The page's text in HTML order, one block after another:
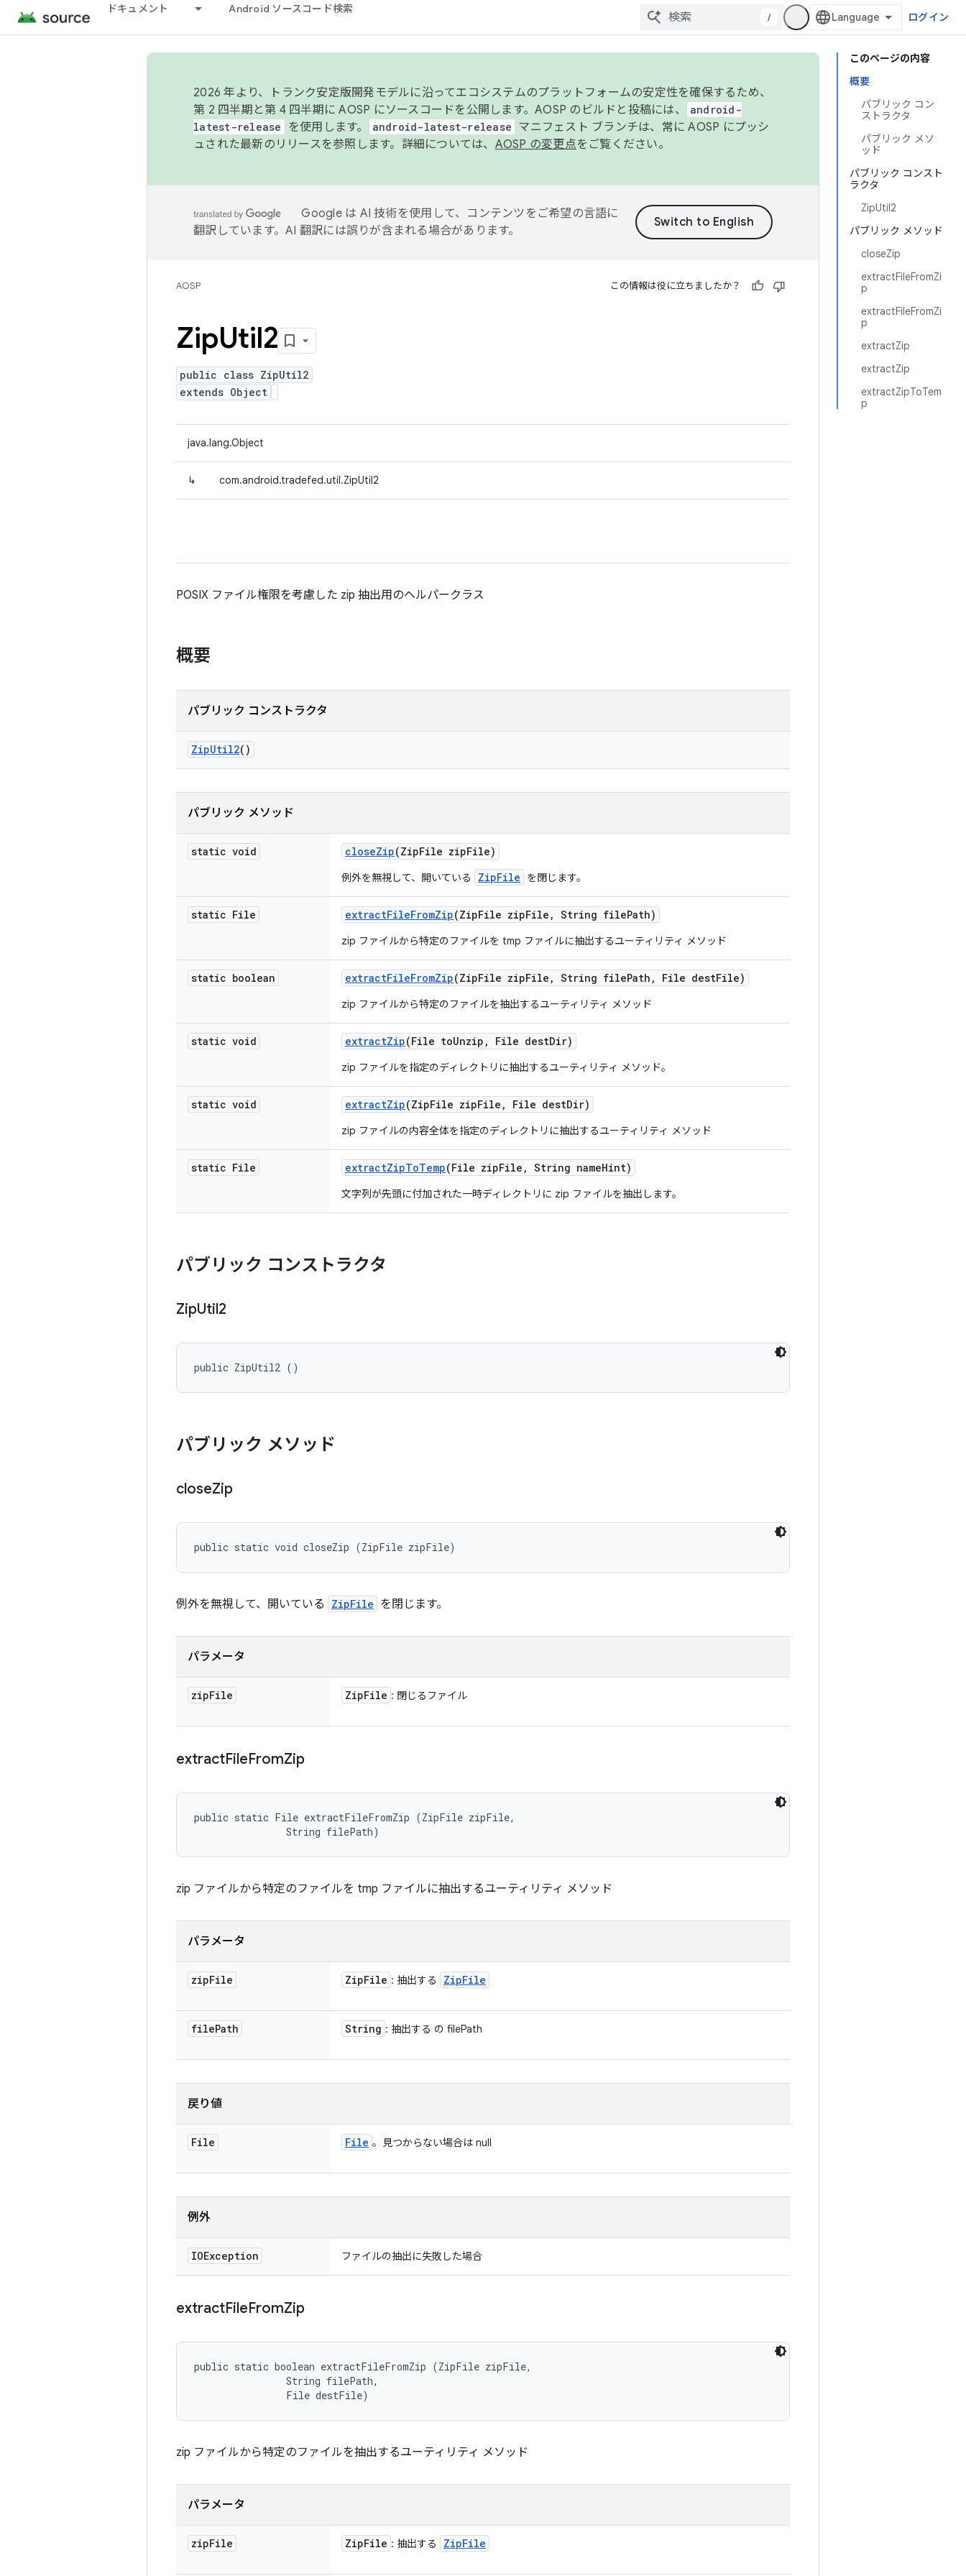
ドキュメント Android ソースコード検索
/ ログイン
このページの内容
概要
パブリック コン
ストラクタ
パブリック メソ
ッド
パブリック コンスト
ラクタ
ZipUtil2
パブリック メソッド
closeZip
extractFileFromZi
p
extractFileFromZi
p
extractZip
extractZip
extractZipToTem
p
2026 年より、トランク安定版開発モデルに沿ってエコシステムのプラットフォームの安定性を確保するため、
第 2 四半期と第 4 四半期に AOSP にソースコードを公開します。AOSP のビルドと投稿には、
android-
latest-release
を使用します。 android-latest-release マニフェスト ブランチは、常に AOSP にプッシ
ュされた最新のリリースを参照します。詳細については、 AOSP の変更点をご覧ください。
Google は AI 技術を使用して、コンテンツをご希望の言語に
翻訳しています。AI 翻訳には誤りが含まれる場合があります。
AOSP この情報は役に立ちましたか？
ZipUtil2
public class ZipUtil2
extends Object
java.lang.Object
↳ com.android.tradefed.util.ZipUtil2
POSIX ファイル権限を考慮した zip 抽出用のヘルパークラス
概要
パブリック コンストラクタ
ZipUtil2()
パブリック メソッド
static void closeZip(ZipFile zipFile)
例外を無視して、開いている ZipFile を閉じます。
static File extractFileFromZip(ZipFile zipFile , String filePath)
zip ファイルから特定のファイルを tmp ファイルに抽出するユーティリティ メソッド
static boolean extractFileFromZip(ZipFile zipFile , String filePath , File destFile)
zip ファイルから特定のファイルを抽出するユーティリティ メソッド
static void extractZip(File toUnzip , File destDir)
zip ファイルを指定のディレクトリに抽出するユーティリティ メソッド。
static void extractZip(ZipFile zipFile , File destDir)
zip ファイルの内容全体を指定のディレクトリに抽出するユーティリティ メソッド
static File extractZipToTemp(File zipFile , String nameHint)
文字列が先頭に付加された一時ディレクトリに zip ファイルを抽出します。
パブリック コンストラクタ
ZipUtil2
public ZipUtil2 ()
パブリック メソッド
closeZip
public static void closeZip (ZipFile zipFile)
例外を無視して、開いている ZipFile を閉じます。
パラメータ
zipFile ZipFile : 閉じるファイル
extractFileFromZip
public static File extractFileFromZip (ZipFile zipFile,
                String filePath)
zip ファイルから特定のファイルを tmp ファイルに抽出するユーティリティ メソッド
パラメータ
zipFile ZipFile : 抽出する ZipFile
filePath String : 抽出する の filePath
戻り値
File File 。見つからない場合は null
例外
IOException ファイルの抽出に失敗した場合
extractFileFromZip
public static boolean extractFileFromZip (ZipFile zipFile,
                String filePath,
                File destFile)
zip ファイルから特定のファイルを抽出するユーティリティ メソッド
パラメータ
zipFile ZipFile : 抽出する ZipFile